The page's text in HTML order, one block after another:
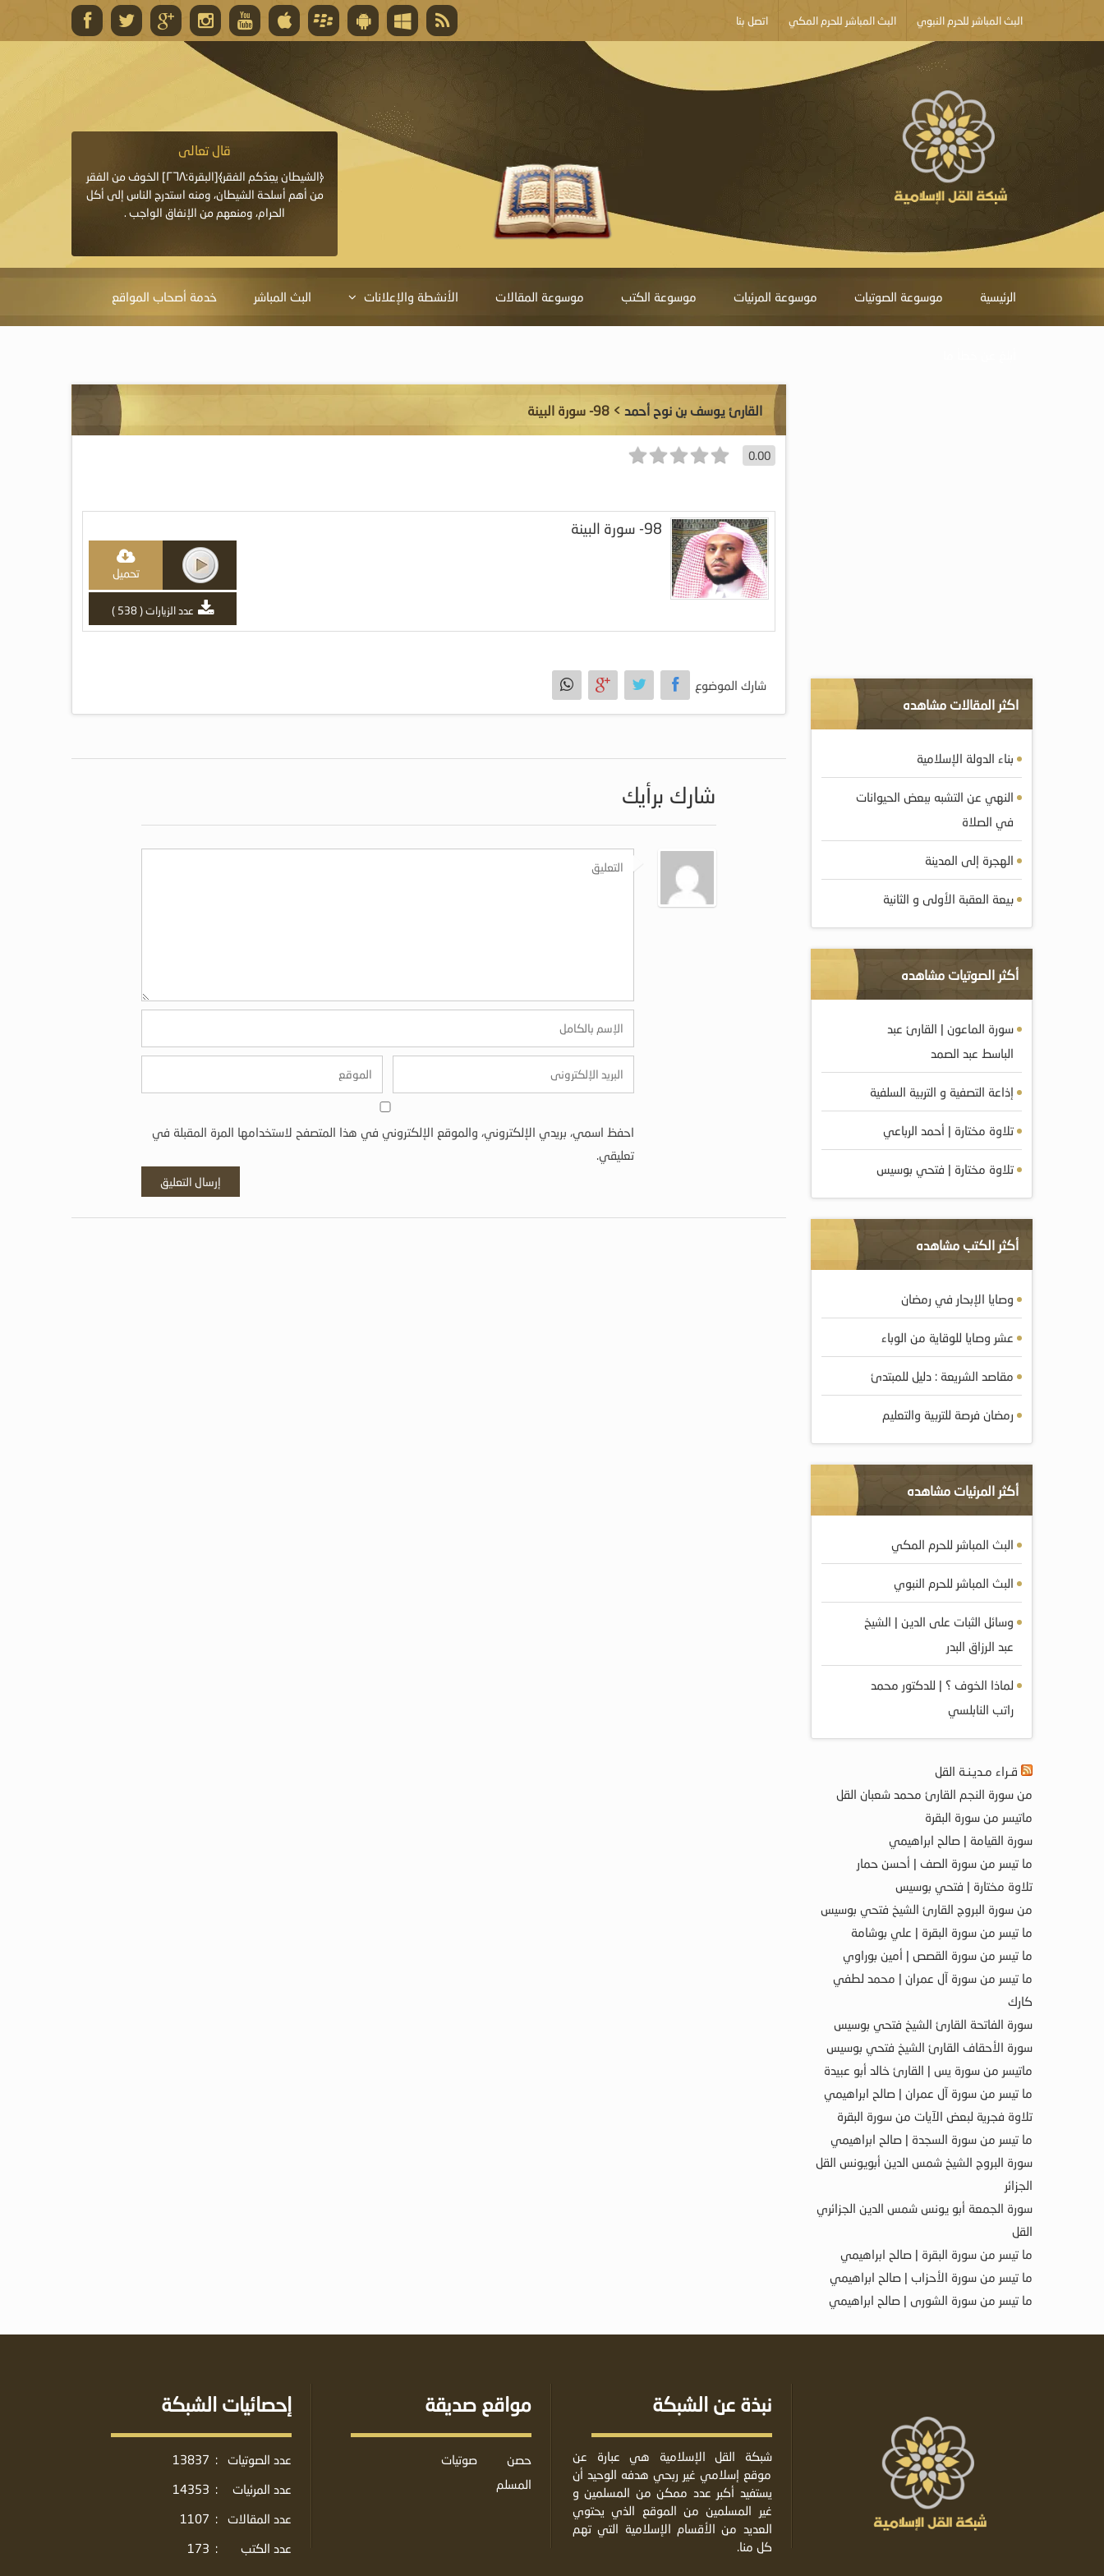
البث المباشر للحرم النبوي البث المباشر للحرم المكي اتصل بنا
قال تعالى
المغفرة لأنها أغلى جائزة، وهي مفتاح باب العطايا التي
قال تعالى
﴿الشيطان يعِدُكم الفقر﴾[البقرة:٢٦٨] الخوف من الفقر
من أهم أسلحة الشيطان، ومنه استدرج الناس إلى أكل
الحرام، ومنعهم من الإنفاق الواجب .
الرئيسية موسوعة الصوتيات موسوعة المرئيات موسوعة الكتب موسوعة المقالات الأنشطة والإعلانات البث المباشر خدمة أصحاب المواقع
القارئ يوسف بن نوح أحمد > 98- سورة البينة
0.00
98- سورة البينة
تحميل
عدد الزيارات ( 538 )
شارك الموضوع
شارك برأيك
احفظ اسمي، بريدي الإلكتروني، والموقع الإلكتروني في هذا المتصفح لاستخدامها المرة المقبلة في
تعليقي.
اكثر المقالات مشاهده
بناء الدولة الإسلامية
النهي عن التشبه ببعض الحيوانات
في الصلاة
الهجرة إلى المدينة
بيعة العقبة الأولى و الثانية
أكثر الصوتيات مشاهده
سورة الماعون | القارئ عبد
الباسط عبد الصمد
إذاعة التصفية و التربية السلفية
تلاوة مختارة | أحمد الرباعي
تلاوة مختارة | فتحي بوسيس
أكثر الكتب مشاهده
وصايا الإبحار في رمضان
عشر وصايا للوقاية من الوباء
مقاصد الشريعة : دليل للمبتدئ
رمضان فرصة للتربية والتعليم
أكثر المرئيات مشاهده
البث المباشر للحرم المكي
البث المباشر للحرم النبوي
وسائل الثبات على الدين | الشيخ
عبد الرزاق البدر
لماذا الخوف ؟ | للدكتور محمد
راتب النابلسي
قـراء مـديـنـة القل
من سورة النجم القارئ محمد شعبان القل
ماتيسر من سورة البقرة
سورة القيامة | صالح ابراهيمي
ما تيسر من سورة الصف | أحسن حمار
تلاوة مختارة | فتحي بوسيس
من سورة البروج القارئ الشيخ فتحي بوسيس
ما تيسر من سورة البقرة | علي بوشامة
ما تيسر من سورة القصص | أمين بوراوي
ما تيسر من سورة آل عمران | محمد لطفي
كارك
سورة الفاتحة القارئ الشيخ فتحي بوسيس
سورة الأحقاف القارئ الشيخ فتحي بوسيس
ماتيسر من سورة يس | القارئ خالد أبو عبيدة
ما تيسر من سورة آل عمران | صالح ابراهيمي
تلاوة فجرية لبعض الآيات من سورة البقرة
ما تيسر من سورة السجدة | صالح ابراهيمي
سورة البروج الشيخ شمس الدين أبويونس القل
الجزائر
سورة الجمعة أبو يونس شمس الدين الجزائري
القل
ما تيسر من سورة البقرة | صالح ابراهيمي
ما تيسر من سورة الأحزاب | صالح ابراهيمي
ما تيسر من سورة الشورى | صالح ابراهيمي
نبذة عن الشبكة
شبكة القل الإسلامية هي عبارة عن
موقع إسلامي غير ربحي هدفه الوحيد أن
يستفيد أكبر عدد ممكن من المسلمين و
غير المسلمين من الموقع الذي يحتوي
العديد من الأقسام الإسلامية التي تهم
كل منا.
مواقع صديقة
حصن
المسلم
صوتيات
إحصائيات الشبكة
عدد الصوتيات :
13837
عدد المرئيات
:
14353
عدد المقالات
:
1107
عدد الكتب
:
173